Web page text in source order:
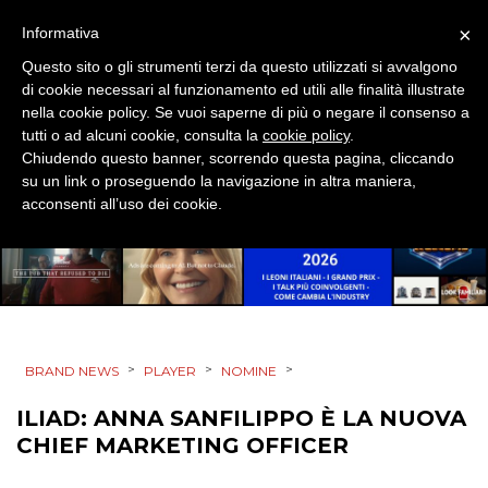
PUNTI VENDITA
CSR
STRATEGIE
DIGITALE
RADIO / AUDIO
BRAND NEWS > PLAYER > NOMINE >
ILIAD: ANNA SANFILIPPO È LA NUOVA
CHIEF MARKETING OFFICER
×
Informativa
Questo sito o gli strumenti terzi da questo utilizzati si avvalgono
di cookie necessari al funzionamento ed utili alle finalità illustrate
nella cookie policy. Se vuoi saperne di più o negare il consenso a
tutti o ad alcuni cookie, consulta la cookie policy.
Chiudendo questo banner, scorrendo questa pagina, cliccando
su un link o proseguendo la navigazione in altra maniera,
acconsenti all’uso dei cookie.